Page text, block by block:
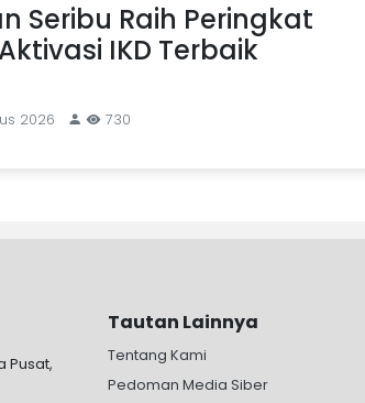
Seribu Raih Peringkat
IKD Terbaik
2026 730
Pusat,
Tautan Lainnya
Tentang Kami
Pedoman Media Siber